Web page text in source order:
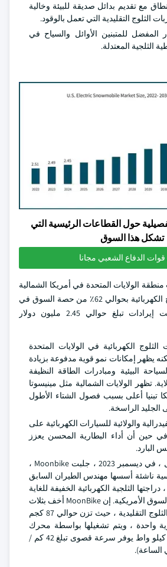
مع تقديم بدائل صديقة للبيئة وخالية
الثلوج التقليدية التي تعمل بالوقود.
المفضل للمتبنين الأوائل والسياح في
الثلجية المعتدلة.
حول القطاعات الرئيسية التي
تشكل هذا السوق
الدفاع الشعبي مجانا
سيطرت منطقة الولايات المتحدة في أمريكا الشمالية
على سوق عربات الثلوج الكهربائية بحوالي 62٪ من حصة السوق في
أمريكا الشمالية وحققت إيرادات تبلغ حوالي 2.45 مليون دولار
الكهربائية في الولايات المتحدة
يظهر إمكانات نمو قوية مدفوعة بزيادة
البيئية ومبادرات الطاقة النظيفة
تظهر الولايات الشمالية مثل مينيسوتا
تبنيا أعلى بسبب فصول الشتاء الأطول
الجليد الراسخة.
والولائية للسيارات الكهربائية على
في حين أن أداء البطارية المحسن يعزز
البارد.
على سبيل المثال ، في ديسمبر 2023 ، جلبت Moonbike ،
ناشئة أسسها مهندس الطيران السابق
الثلجية الكهربائية الخفيفة للغاية
بنسبة 100٪ إلى السوق الأمريكية. إن MoonBike أخف بثلاث
مرات من عربة الثلوج التقليدية ، حيث تزن حوالي 87 كجم
واحدة ، ويتم تشغيلها بواسطة محرك
كهربائي بقدرة 3 كيلو واط يوفر سرعة قصوى تبلغ 42 كم /